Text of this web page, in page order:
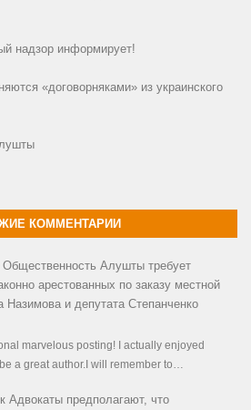
надзор информирует!
«договорняками» из украинского
КОММЕНТАРИИ
Общественность Алушты требует
арестованных по заказу местной
Назимова и депутата Степанченко
marvelous posting! I actually enjoyed
a great author.I will remember to…
к Адвокаты предполагают, что